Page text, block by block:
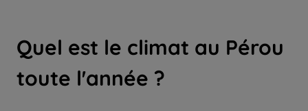
Quel est le climat au Pérou
toute l'année ?